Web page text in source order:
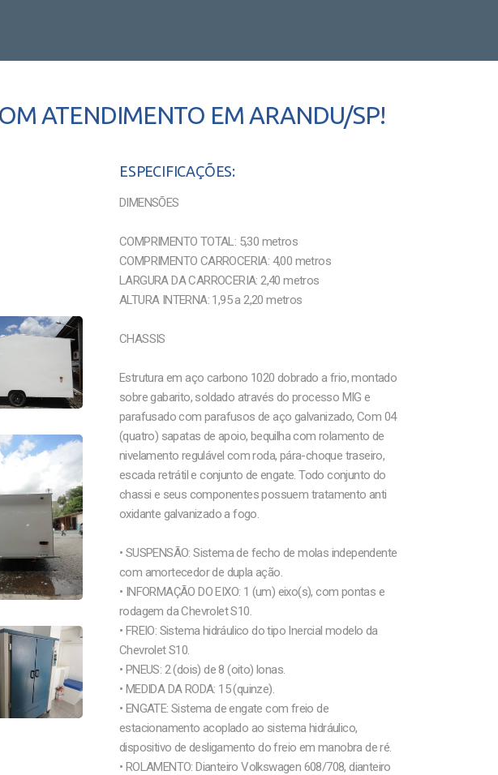
ATENDIMENTO EM ARANDU/SP!
ESPECIFICAÇÕES:
DIMENSÕES
COMPRIMENTO TOTAL: 5,30 metros
COMPRIMENTO CARROCERIA: 4,00 metros
LARGURA DA CARROCERIA: 2,40 metros
ALTURA INTERNA: 1,95 a 2,20 metros
CHASSIS
Estrutura em aço carbono 1020 dobrado a frio, montado
sobre gabarito, soldado através do processo MIG e
parafusado com parafusos de aço galvanizado, Com 04
(quatro) sapatas de apoio, bequilha com rolamento de
nivelamento regulável com roda, pára-choque traseiro,
escada retrátil e conjunto de engate. Todo conjunto do
chassi e seus componentes possuem tratamento anti
oxidante galvanizado a fogo.
• SUSPENSÃO: Sistema de fecho de molas independente
com amortecedor de dupla ação.
• INFORMAÇÃO DO EIXO: 1 (um) eixo(s), com pontas e
rodagem da Chevrolet S10.
• FREIO: Sistema hidráulico do tipo Inercial modelo da
Chevrolet S10.
• PNEUS: 2 (dois) de 8 (oito) lonas.
• MEDIDA DA RODA: 15 (quinze).
• ENGATE: Sistema de engate com freio de
estacionamento acoplado ao sistema hidráulico,
dispositivo de desligamento do freio em manobra de ré.
• ROLAMENTO: Dianteiro Volkswagen 608/708, dianteiro